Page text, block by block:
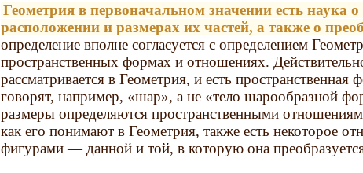
Геометрия в первоначальном значении есть наука
расположении и размерах их частей, а также о
определение вполне согласуется с определением
пространственных формах и отношениях.
рассматривается в Геометрия, и есть
говорят, например, «шар», а не «тело шарообразной
размеры определяются пространственными
как его понимают в Геометрия, также есть некоторое
фигурами — данной и той, в которую она